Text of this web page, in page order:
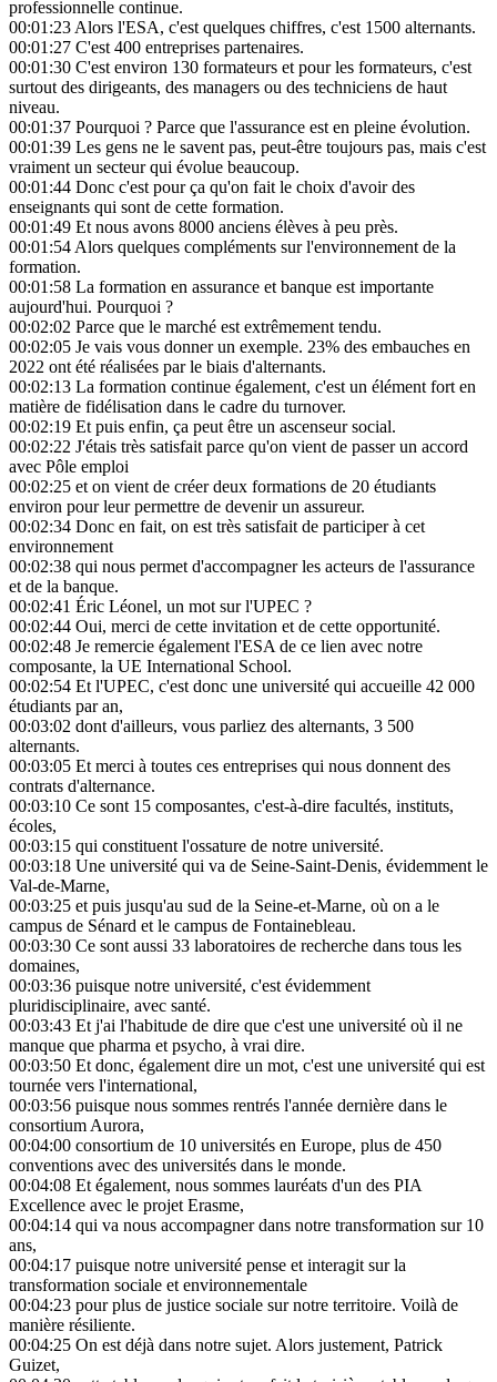
professionnelle continue.
00:01:23Alors l'ESA, c'est quelques chiffres, c'est 1500 alternants.
00:01:27 C'est 400 entreprises partenaires.
00:01:30 C'est environ 130 formateurs et pour les formateurs, c'est
surtout des dirigeants, des managers ou des techniciens de haut
niveau.
00:01:37 Pourquoi ? Parce que l'assurance est en pleine évolution.
00:01:39 Les gens ne le savent pas, peut-être toujours pas, mais c'est
vraiment un secteur qui évolue beaucoup.
00:01:44 Donc c'est pour ça qu'on fait le choix d'avoir des
enseignants qui sont de cette formation.
00:01:49 Et nous avons 8000 anciens élèves à peu près.
00:01:54Alors quelques compléments sur l'environnement de la
formation.
00:01:58 La formation en assurance et banque est importante
aujourd'hui. Pourquoi ?
00:02:02 Parce que le marché est extrêmement tendu.
00:02:05 Je vais vous donner un exemple. 23% des embauches en
2022 ont été réalisées par le biais d'alternants.
00:02:13 La formation continue également, c'est un élément fort en
matière de fidélisation dans le cadre du turnover.
00:02:19 Et puis enfin, ça peut être un ascenseur social.
00:02:22 J'étais très satisfait parce qu'on vient de passer un accord
avec Pôle emploi
00:02:25 et on vient de créer deux formations de 20 étudiants
environ pour leur permettre de devenir un assureur.
00:02:34 Donc en fait, on est très satisfait de participer à cet
environnement
00:02:38 qui nous permet d'accompagner les acteurs de l'assurance
et de la banque.
00:02:41 Éric Léonel, un mot sur l'UPEC ?
00:02:44 Oui, merci de cette invitation et de cette opportunité.
00:02:48 Je remercie également l'ESA de ce lien avec notre
composante, la UE International School.
00:02:54 Et l'UPEC, c'est donc une université qui accueille 42 000
étudiants par an,
00:03:02 dont d'ailleurs, vous parliez des alternants, 3 500
alternants.
00:03:05 Et merci à toutes ces entreprises qui nous donnent des
contrats d'alternance.
00:03:10 Ce sont 15 composantes, c'est-à-dire facultés, instituts,
écoles,
00:03:15 qui constituent l'ossature de notre université.
00:03:18 Une université qui va de Seine-Saint-Denis, évidemment le
Val-de-Marne,
00:03:25 et puis jusqu'au sud de la Seine-et-Marne, où on a le
campus de Sénard et le campus de Fontainebleau.
00:03:30 Ce sont aussi 33 laboratoires de recherche dans tous les
domaines,
00:03:36 puisque notre université, c'est évidemment
pluridisciplinaire, avec santé.
00:03:43 Et j'ai l'habitude de dire que c'est une université où il ne
manque que pharma et psycho, à vrai dire.
00:03:50 Et donc, également dire un mot, c'est une université qui est
tournée vers l'international,
00:03:56 puisque nous sommes rentrés l'année dernière dans le
consortium Aurora,
00:04:00 consortium de 10 universités en Europe, plus de 450
conventions avec des universités dans le monde.
00:04:08 Et également, nous sommes lauréats d'un des PIA
Excellence avec le projet Erasme,
00:04:14 qui va nous accompagner dans notre transformation sur 10
ans,
00:04:17 puisque notre université pense et interagit sur la
transformation sociale et environnementale
00:04:23 pour plus de justice sociale sur notre territoire. Voilà de
manière résiliente.
00:04:25 On est déjà dans notre sujet. Alors justement, Patrick
Guizet,